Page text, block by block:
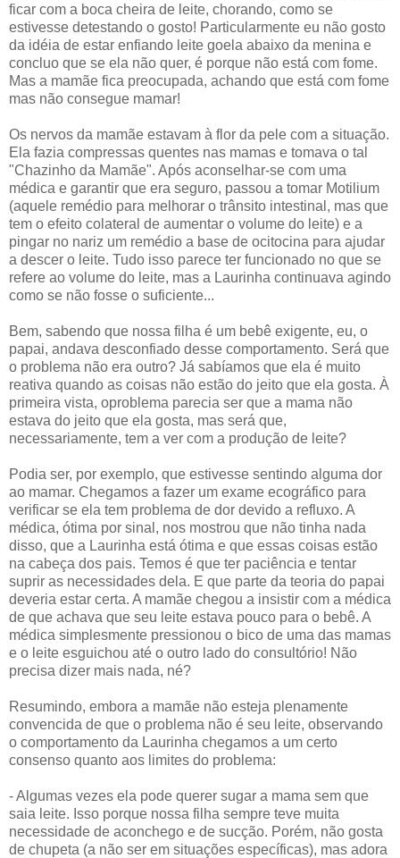
ficar com a boca cheira de leite, chorando, como se
estivesse detestando o gosto! Particularmente eu não gosto
da idéia de estar enfiando leite goela abaixo da menina e
concluo que se ela não quer, é porque não está com fome.
Mas a mamãe fica preocupada, achando que está com fome
mas não consegue mamar!
Os nervos da mamãe estavam à flor da pele com a situação.
Ela fazia compressas quentes nas mamas e tomava o tal
"Chazinho da Mamãe". Após aconselhar-se com uma
médica e garantir que era seguro, passou a tomar Motilium
(aquele remédio para melhorar o trânsito intestinal, mas que
tem o efeito colateral de aumentar o volume do leite) e a
pingar no nariz um remédio a base de ocitocina para ajudar
a descer o leite. Tudo isso parece ter funcionado no que se
refere ao volume do leite, mas a Laurinha continuava agindo
como se não fosse o suficiente...
Bem, sabendo que nossa filha é um bebê exigente, eu, o
papai, andava desconfiado desse comportamento. Será que
o problema não era outro? Já sabíamos que ela é muito
reativa quando as coisas não estão do jeito que ela gosta. À
primeira vista, oproblema parecia ser que a mama não
estava do jeito que ela gosta, mas será que,
necessariamente, tem a ver com a produção de leite?
Podia ser, por exemplo, que estivesse sentindo alguma dor
ao mamar. Chegamos a fazer um exame ecográfico para
verificar se ela tem problema de dor devido a refluxo. A
médica, ótima por sinal, nos mostrou que não tinha nada
disso, que a Laurinha está ótima e que essas coisas estão
na cabeça dos pais. Temos é que ter paciência e tentar
suprir as necessidades dela. E que parte da teoria do papai
deveria estar certa. A mamãe chegou a insistir com a médica
de que achava que seu leite estava pouco para o bebê. A
médica simplesmente pressionou o bico de uma das mamas
e o leite esguichou até o outro lado do consultório! Não
precisa dizer mais nada, né?
Resumindo, embora a mamãe não esteja plenamente
convencida de que o problema não é seu leite, observando
o comportamento da Laurinha chegamos a um certo
consenso quanto aos limites do problema:
- Algumas vezes ela pode querer sugar a mama sem que
saia leite. Isso porque nossa filha sempre teve muita
necessidade de aconchego e de sucção. Porém, não gosta
de chupeta (a não ser em situações específicas), mas adora